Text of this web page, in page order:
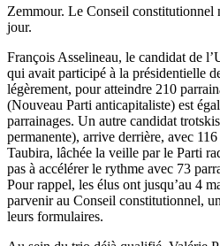
Zemmour. Le Conseil constitutionnel
jour.
François Asselineau, le candidat de
qui avait participé à la présidentielle
légèrement, pour atteindre 210
(Nouveau Parti anticapitaliste) est
parrainages. Un autre candidat
permanente), arrive derrière, avec
Taubira, lâchée la veille par le Parti
pas à accélérer le rythme avec 73
Pour rappel, les élus ont jusqu’au 4
parvenir au Conseil constitutionnel,
leurs formulaires.